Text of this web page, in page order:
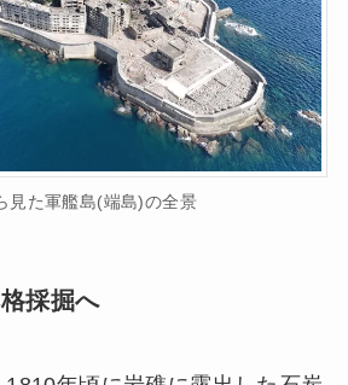
見た軍艦島(端島)の全景
採掘へ